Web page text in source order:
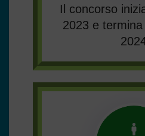
Il concorso
2023 e